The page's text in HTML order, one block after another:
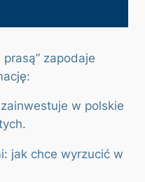
zapodaje
w polskie
jak chce wyrzucić w